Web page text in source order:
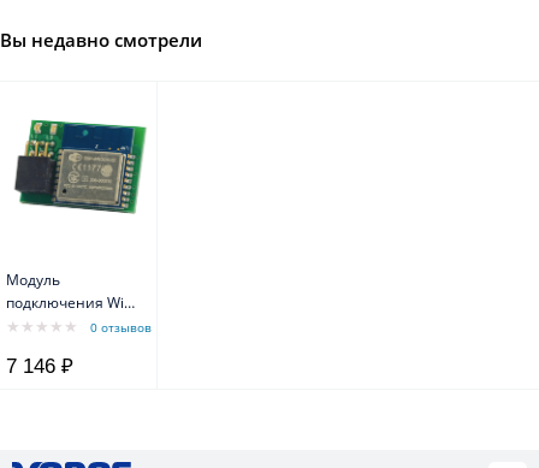
Вы недавно смотрели
Модуль
подключения Wi-
Fi для инвертора
питания 5В
0 отзывов
7 146 ₽